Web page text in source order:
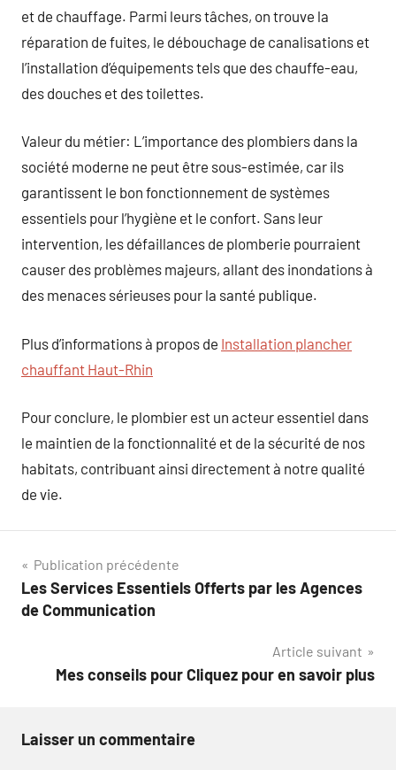
et de chauffage. Parmi leurs tâches, on trouve la
réparation de fuites, le débouchage de canalisations et
l’installation d’équipements tels que des chauffe-eau,
des douches et des toilettes.
Valeur du métier: L’importance des plombiers dans la
société moderne ne peut être sous-estimée, car ils
garantissent le bon fonctionnement de systèmes
essentiels pour l’hygiène et le confort. Sans leur
intervention, les défaillances de plomberie pourraient
causer des problèmes majeurs, allant des inondations à
des menaces sérieuses pour la santé publique.
Plus d’informations à propos de Installation plancher
chauffant Haut-Rhin
Pour conclure, le plombier est un acteur essentiel dans
le maintien de la fonctionnalité et de la sécurité de nos
habitats, contribuant ainsi directement à notre qualité
de vie.
Navigation
de
Publication précédente
Les Services Essentiels Offerts par les Agences
de Communication
Article suivant
Mes conseils pour Cliquez pour en savoir plus
Laisser un commentaire